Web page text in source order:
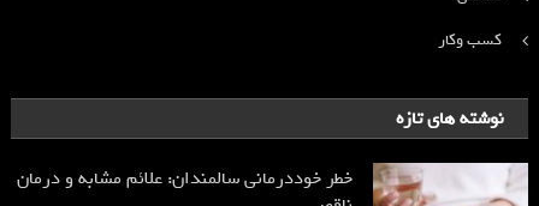
کسب وکار
نوشته های تازه
خطر خوددرمانی سالمندان: علائم مشابه و درمان